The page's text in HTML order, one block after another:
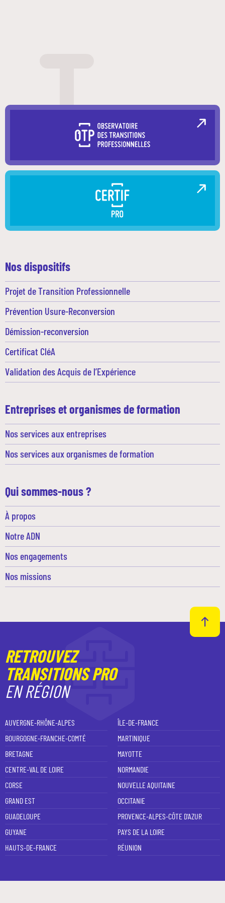
Actualités
Contacts en région
Nos dispositifs
Projet de Transition Professionnelle
Prévention Usure-Reconversion
Démission-reconversion
Certificat CléA
Validation des Acquis de l’Expérience
Entreprises et organismes de formation
Nos services aux entreprises
Nos services aux organismes de formation
Qui sommes-nous ?
À propos
Notre ADN
Nos engagements
Nos missions
RETROUVEZ
TRANSITIONS PRO
EN RÉGION
AUVERGNE-RHÔNE-ALPES
BOURGOGNE-FRANCHE-COMTÉ
BRETAGNE
CENTRE-VAL DE LOIRE
CORSE
GRAND EST
GUADELOUPE
GUYANE
HAUTS-DE-FRANCE
ÎLE-DE-FRANCE
MARTINIQUE
MAYOTTE
NORMANDIE
NOUVELLE AQUITAINE
OCCITANIE
PROVENCE-ALPES-CÔTE D'AZUR
PAYS DE LA LOIRE
RÉUNION